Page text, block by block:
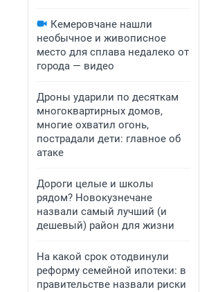
Кемеровчане нашли
необычное и живописное
место для сплава недалеко от
города — видео
Дроны ударили по десяткам
многоквартирных домов,
многие охватил огонь,
пострадали дети: главное об
атаке
Дороги целые и школы
рядом? Новокузнечане
назвали самый лучший (и
дешевый) район для жизни
На какой срок отодвинули
реформу семейной ипотеки: в
правительстве назвали риски